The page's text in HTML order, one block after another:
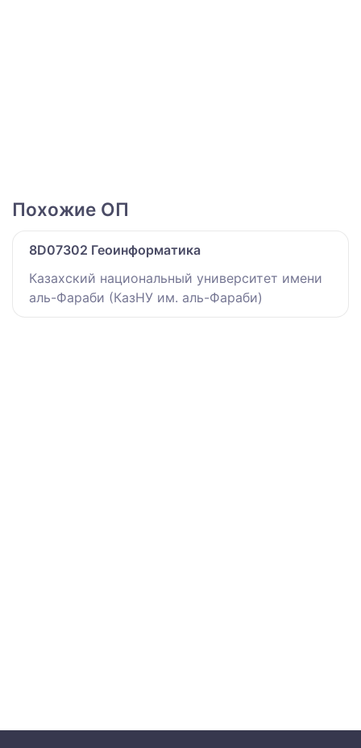
Похожие ОП
8D07302 Геоинформатика
Казахский национальный университет имени
аль-Фараби (КазНУ им. аль-Фараби)